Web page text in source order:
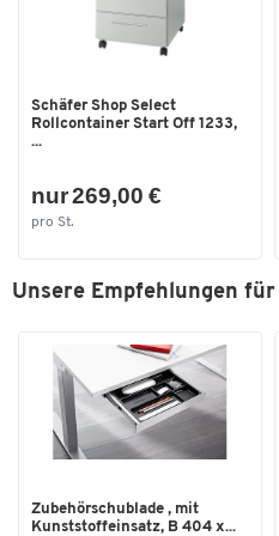
Schäfer Shop Select
Rollcontainer Start Off 1233,
...
nur 269,00 €
pro St.
Unsere Empfehlungen für
Zubehörschublade , mit
Kunststoffeinsatz, B 404 x...